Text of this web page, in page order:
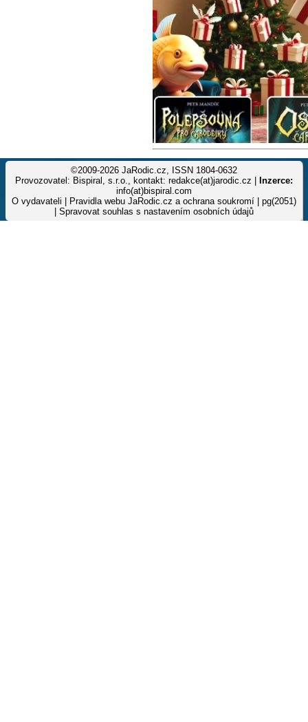
©2009-2026 JaRodic.cz, ISSN 1804-0632
Provozovatel: Bispiral, s.r.o., kontakt: redakce(at)jarodic.cz |
Inzerce:
info(at)bispiral.com
O vydavateli
Pravidla webu JaRodic.cz a ochrana soukromí | pg(2051)
Spravovat souhlas s nastavením osobních údajů